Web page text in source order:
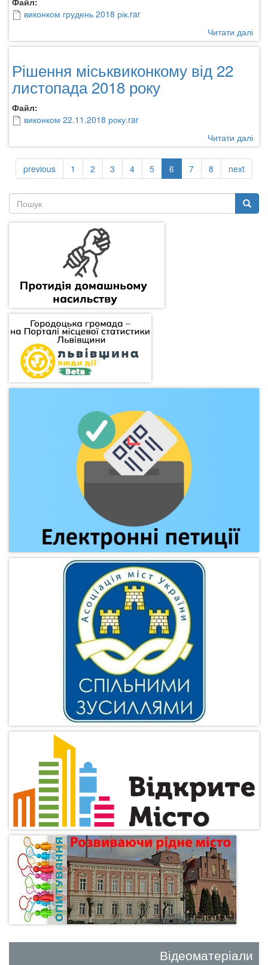
виконком грудень 2018 рік.rar
Читати далі
Рішення міськвиконкому від 22
листопада 2018 року
Файл:
виконком 22.11.2018 року.rar
Читати далі
previous 1 2 3 4 5 6 7 8 next
Пошукова
форма
Пошук
Відеоматеріали